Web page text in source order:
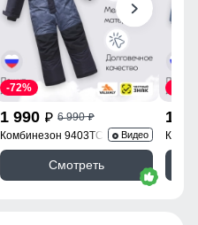
1 990 p 6 990p
-72%
Комбинезон 9403TC Видео
Смотреть
1